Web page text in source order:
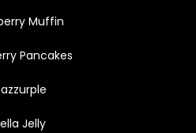
Muffin
Pancakes
Jelly